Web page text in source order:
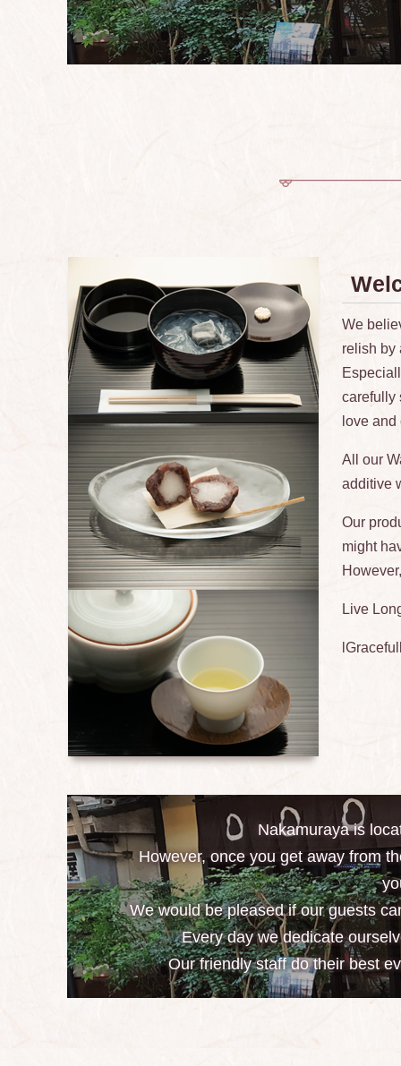
We
relish by
carefully
love and
All our
additive
Our
might
Live
Nakamuraya is
However, once you get away from
We would be pleased if our guests
Every day we dedicate
Our friendly staff do their best